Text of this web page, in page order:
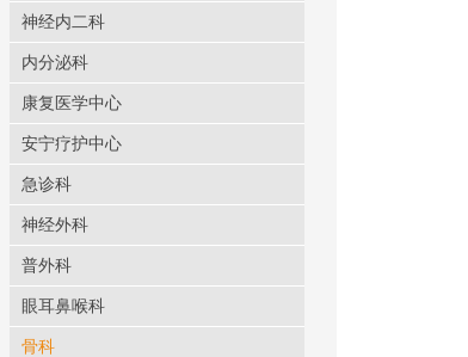
神经内二科
内分泌科
康复医学中心
安宁疗护中心
急诊科
神经外科
普外科
眼耳鼻喉科
骨科